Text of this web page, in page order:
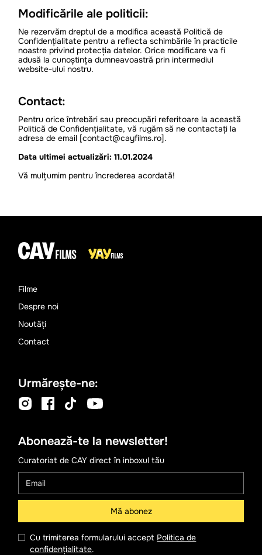
Modificările ale politicii:
Ne rezervăm dreptul de a modifica această Politică de
Confidențialitate pentru a reflecta schimbările în practicile
noastre privind protecția datelor. Orice modificare va fi
adusă la cunoștința dumneavoastră prin intermediul
website-ului nostru.
Contact:
Pentru orice întrebări sau preocupări referitoare la această
Politică de Confidențialitate, vă rugăm să ne contactați la
adresa de email [contact@cayfilms.ro].
Data ultimei actualizări: 11.01.2024
Vă mulțumim pentru încrederea acordată!
Urmărește-ne:
Abonează-te la newsletter!
Curatoriat de CAY direct în inboxul tău
Cu trimiterea formularului accept Politica de
confidențialitate.
Filme
Despre noi
Noutăți
Contact